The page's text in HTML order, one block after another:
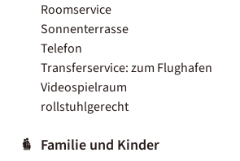
Roomservice
Sonnenterrasse
Telefon
Transferservice: zum Flughafen
Videospielraum
rollstuhlgerecht
Familie und Kinder